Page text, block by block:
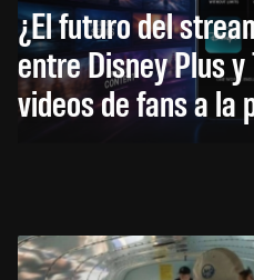
¿El futuro del
entre Disney Plus
videos de fans a la